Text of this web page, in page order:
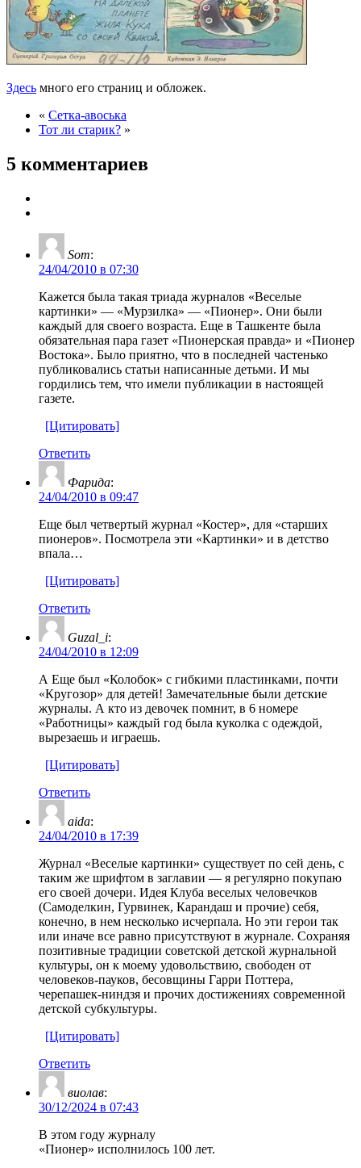
Здесь много его страниц и обложек.
« Сетка-авоська
Тот ли старик? »
5 комментариев
Som:
24/04/2010 в 07:30
Кажется была такая триада журналов «Веселые
картинки» — «Мурзилка» — «Пионер». Они были
каждый для своего возраста. Еще в Ташкенте была
обязательная пара газет «Пионерская правда» и «Пионер
Востока». Было приятно, что в последней частенько
публиковались статьи написанные детьми. И мы
гордились тем, что имели публикации в настоящей
газете.
[Цитировать]
Ответить
Фарида:
24/04/2010 в 09:47
Еще был четвертый журнал «Костер», для «старших
пионеров». Посмотрела эти «Картинки» и в детство
впала…
[Цитировать]
Ответить
Guzal_i:
24/04/2010 в 12:09
А Еще был «Колобок» с гибкими пластинками, почти
«Кругозор» для детей! Замечательные были детские
журналы. А кто из девочек помнит, в 6 номере
«Работницы» каждый год была куколка с одеждой,
вырезаешь и играешь.
[Цитировать]
Ответить
aida:
24/04/2010 в 17:39
Журнал «Веселые картинки» существует по сей день, с
таким же шрифтом в заглавии — я регулярно покупаю
его своей дочери. Идея Клуба веселых человечков
(Самоделкин, Гурвинек, Карандаш и прочие) себя,
конечно, в нем несколько исчерпала. Но эти герои так
или иначе все равно присутствуют в журнале. Сохраняя
позитивные традиции советской детской журнальной
культуры, он к моему удовольствию, свободен от
человеков-пауков, бесовщины Гарри Поттера,
черепашек-ниндзя и прочих достижениях современной
детской субкультуры.
[Цитировать]
Ответить
виолав:
30/12/2024 в 07:43
В этом году журналу
«Пионер» исполнилось 100 лет.